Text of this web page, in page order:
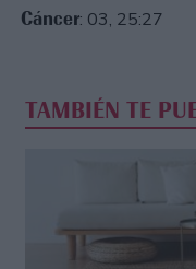
Cáncer: 03, 25:27
TAMBIÉN TE